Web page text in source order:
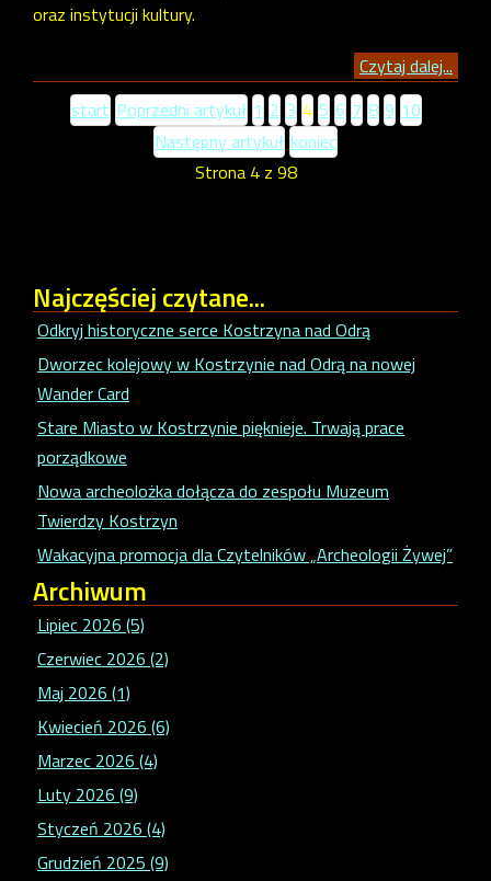
oraz instytucji kultury.
Czytaj dalej...
start Poprzedni artykuł 1 2 3 4 5 6 7 8 9 10
Następny artykuł koniec
Strona 4 z 98
Najczęściejczytane...
Odkryj historyczne serce Kostrzyna nad Odrą
Dworzec kolejowy w Kostrzynie nad Odrą na nowej
Wander Card
Stare Miasto w Kostrzynie pięknieje. Trwają prace
porządkowe
Nowa archeolożka dołącza do zespołu Muzeum
Twierdzy Kostrzyn
Wakacyjna promocja dla Czytelników „Archeologii Żywej”
Archiwum
Lipiec 2026 (5)
Czerwiec 2026 (2)
Maj 2026 (1)
Kwiecień 2026 (6)
Marzec 2026 (4)
Luty 2026 (9)
Styczeń 2026 (4)
Grudzień 2025 (9)